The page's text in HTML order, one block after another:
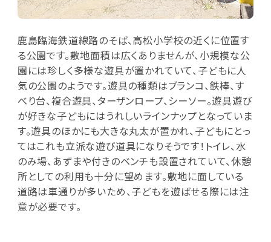
鹿島臨海鉄道線路のそば、高松小学校の近くに位置す
る公園です。敷地面積は広くありませんが、小規模な公
園には珍しく多様な遊具が置かれていて、子どもに人
気の公園のようです。遊具の種類はブランコ、鉄棒、す
べり台、複合遊具、ターザンロープ、シーソー。遊具遊び
が好きな子どもにはうれしいラインナップとなっていま
す。遊具のほかにも大きな丸太が置かれ、子どもにとっ
てはこれも立派な遊び道具になりそうです！トイレ、水
のみ場、あずまや付きのベンチも設置されていて、休憩
所としての利用も十分に望めます。敷地に面している
道路は車通りが多いため、子どもを遊ばせる際には注
意が必要です。